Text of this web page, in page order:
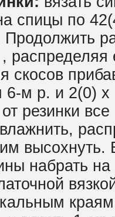
спицы по
Продолжить
распределяя
скосов
6-м р. и 2(0)
резинки все
набрать